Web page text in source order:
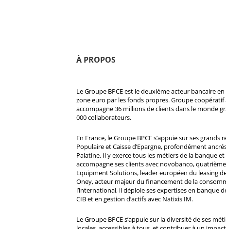
À PROPOS
Le Groupe BPCE est le deuxième acteur bancaire
zone euro par les fonds propres. Groupe coopératif
accompagne 36 millions de clients dans le monde
000 collaborateurs.
En France, le Groupe BPCE s’appuie sur ses
Populaire et Caisse d’Epargne, profondément
Palatine. Il y exerce tous les métiers de la banque et
accompagne ses clients avec novobanco,
Equipment Solutions, leader européen du leasing
Oney, acteur majeur du financement de la
l’international, il déploie ses expertises en banque
CIB et en gestion d’actifs avec Natixis IM.
Le Groupe BPCE s’appuie sur la diversité de ses